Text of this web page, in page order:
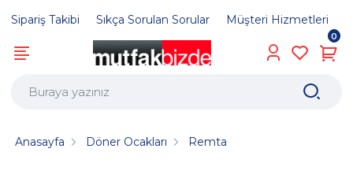
Sipariş Takibi Sıkça Sorulan Sorular Müşteri Hizmetleri
0
Anasayfa Döner Ocakları Remta